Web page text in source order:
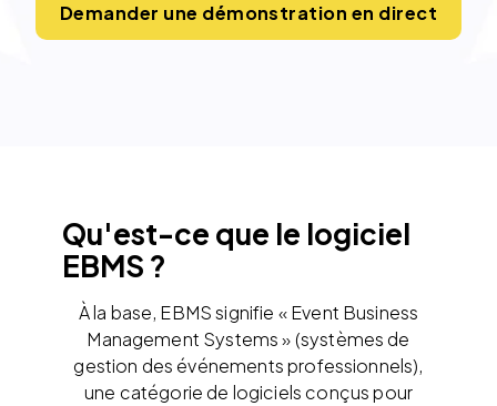
Demander une démonstration en direct
Qu'est-ce que le logiciel
EBMS ?
À la base, EBMS signifie « Event Business
Management Systems » (systèmes de
gestion des événements professionnels),
une catégorie de logiciels conçus pour